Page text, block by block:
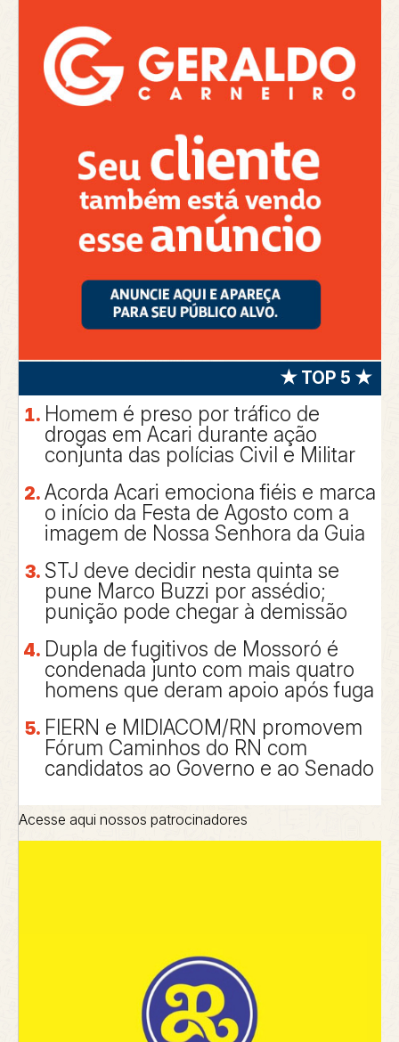
★ TOP 5 ★
Homem é preso por tráfico de
drogas em Acari durante ação
conjunta das polícias Civil e Militar
Acorda Acari emociona fiéis e marca
o início da Festa de Agosto com a
imagem de Nossa Senhora da Guia
STJ deve decidir nesta quinta se
pune Marco Buzzi por assédio;
punição pode chegar à demissão
Dupla de fugitivos de Mossoró é
condenada junto com mais quatro
homens que deram apoio após fuga
FIERN e MIDIACOM/RN promovem
Fórum Caminhos do RN com
candidatos ao Governo e ao Senado
Acesse aqui nossos patrocinadores